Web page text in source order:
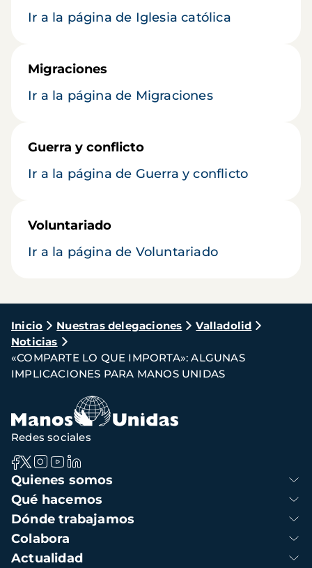
Ir a la página de Iglesia católica
Migraciones
Ir a la página de Migraciones
Guerra y conflicto
Ir a la página de Guerra y conflicto
Voluntariado
Ir a la página de Voluntariado
Ruta
de
navegación
Inicio Nuestras delegaciones
Valladolid
Noticias
«COMPARTE LO QUE IMPORTA»: ALGUNAS
IMPLICACIONES PARA MANOS UNIDAS
Navegación
principal
Quienes somos
Qué hacemos
Dónde trabajamos
Colabora
Actualidad
Redes sociales